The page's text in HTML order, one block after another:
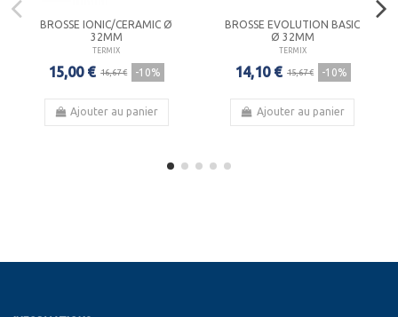
BROSSE IONIC/CERAMIC Ø
32MM
TERMIX
15,00 € 16,67 € -10%
Ajouter au panier
BROSSE EVOLUTION BASIC
Ø 32MM
TERMIX
14,10 € 15,67 € -10%
Ajouter au panier